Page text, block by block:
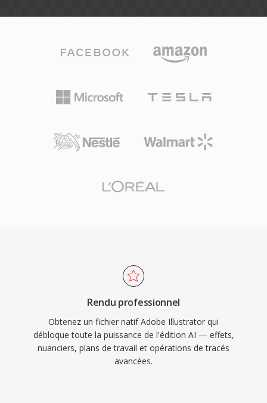
Rendu professionnel
Obtenez un fichier natif Adobe Illustrator qui
débloque toute la puissance de l'édition AI — effets,
nuanciers, plans de travail et opérations de tracés
avancées.